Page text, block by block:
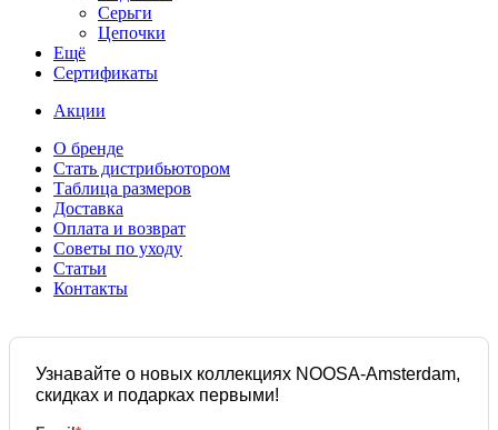
Серьги
Цепочки
Ещё
Сертификаты
Акции
О бренде
Стать дистрибьютором
Таблица размеров
Доставка
Оплата и возврат
Советы по уходу
Статьи
Контакты
Узнавайте о новых коллекциях NOOSA-Amsterdam,
скидках и подарках первыми!